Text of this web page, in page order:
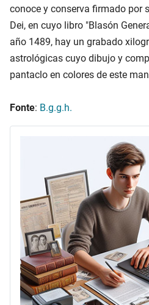
conoce y conserva firmado por
Dei, en cuyo libro "Blasón
año 1489, hay un grabado
astrológicas cuyo dibujo y
pantaclo en colores de este
Fonte: B.g.g.h.